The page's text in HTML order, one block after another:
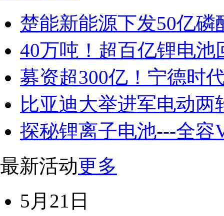
楚能新能源下发50亿磷
40万吨！超百亿锂电池
募资超300亿！宁德时
比亚迪大举进军电动两
探秘锂离子电池---全容
最新活动更多
5月21日